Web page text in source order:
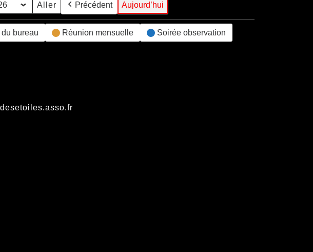
Précédent Aujourd’hui
bureau Réunion mensuelle Soirée observation